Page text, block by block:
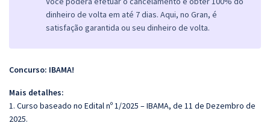
dinheiro de volta em até 7 dias. Aqui, no Gran, é
satisfação garantida ou seu dinheiro de volta.
Concurso: IBAMA!
Mais detalhes:
1. Curso baseado no Edital nº 1/2025 – IBAMA, de 11 de Dezembro de
2025.